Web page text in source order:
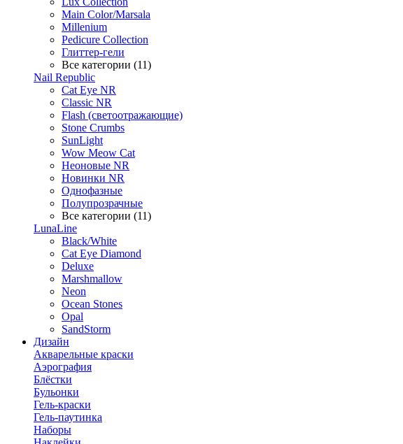
Main Color/Marsala
Millenium
Pedicure Collection
Глиттер-гели
Все категории (11)
Nail Republic
Cat Eye NR
Classic NR
Flash (светоотражающие)
Stone Crumbs
SunLight
Wow Meow Cat
Неоновые NR
Новинки NR
Однофазные
Полупрозрачные
Все категории (11)
LunaLine
Black/White
Cat Eye Diamond
Deluxe
Marshmallow
Neon
Ocean Stones
Opal
SandStorm
Дизайн
Акварельные краски
Аэрография
Блёстки
Бульонки
Гель-краски
Гель-паутинка
Наборы